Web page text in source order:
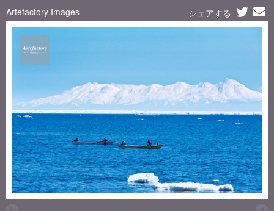
Artefactory Images シェアする